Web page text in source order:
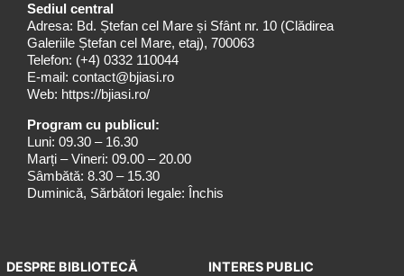
Sediul central
Adresa: Bd. Ștefan cel Mare și Sfânt nr. 10 (Clădirea
Galeriile Ștefan cel Mare, etaj), 700063
Telefon: (+4) 0332 110044
E-mail: contact@bjiasi.ro
Web: https://bjiasi.ro/
Program cu publicul:
Luni: 09.30 – 16.30
Marți – Vineri: 09.00 – 20.00
Sâmbătă: 8.30 – 15.30
Duminică, Sărbători legale: Închis
DESPRE BIBLIOTECĂ INTERES PUBLIC